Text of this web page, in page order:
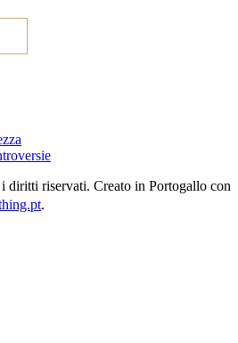
riservati. Creato in Portogallo con
.